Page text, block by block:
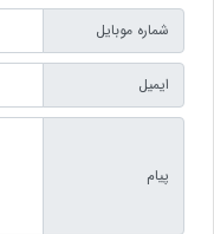
شماره موبایل
ایمیل
پیام